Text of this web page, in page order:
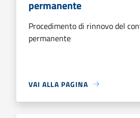
permanente
Procedimento di rinnovo del
permanente
VAI ALLA PAGINA